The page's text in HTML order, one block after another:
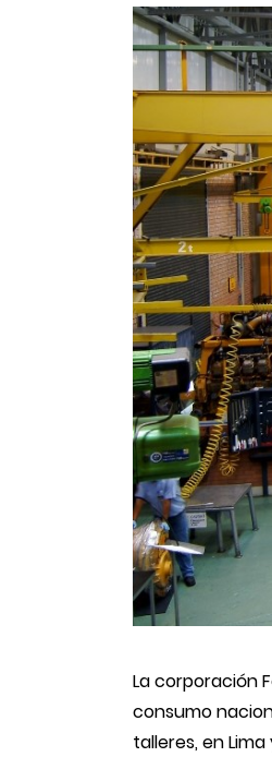
La corporación
consumo
talleres, en